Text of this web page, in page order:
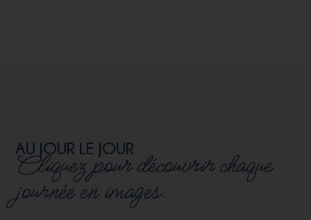
AU JOUR LE JOUR
Cliquez pour découvrir chaque
journée en images.